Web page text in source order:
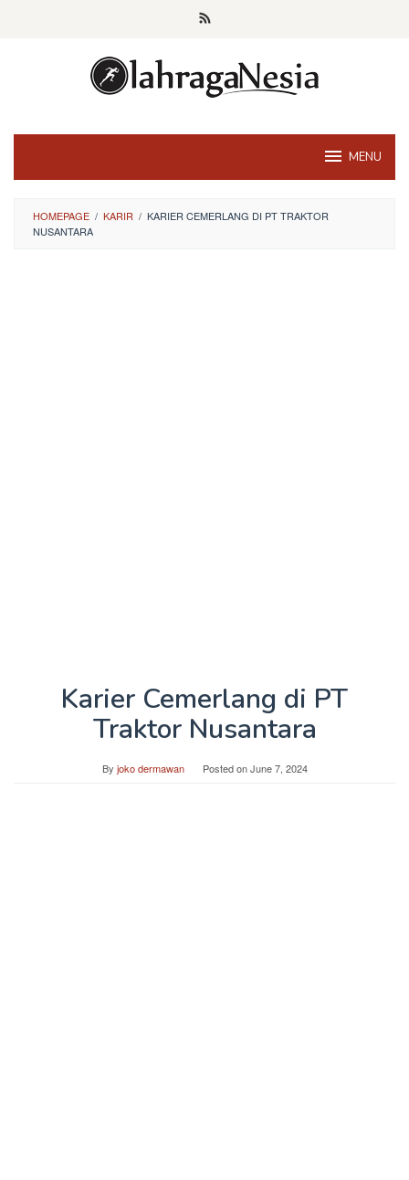
MENU
HOMEPAGE / KARIR / KARIER CEMERLANG DI PT TRAKTOR
NUSANTARA
Karier Cemerlang di PT
Traktor Nusantara
By joko dermawan Posted onJune 7, 2024